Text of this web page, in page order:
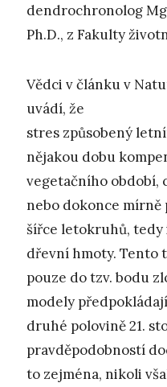
dendrochronolog
Ph.D., z Fakulty
Vědci v článku v
uvádí, že
stres způsobený
nějakou dobu
vegetačního období,
nebo dokonce
šířce letokruhů,
dřevní hmoty. Tento
pouze do tzv. bodu
modely
druhé polovině 21.
pravděpodobností
to zejména, nikoli